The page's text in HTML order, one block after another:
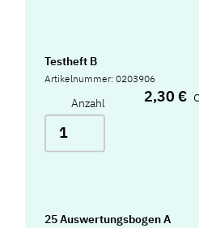
Testheft B
Artikelnummer: 0203906
Anzahl 2,30 €
25 Auswertungsbogen A